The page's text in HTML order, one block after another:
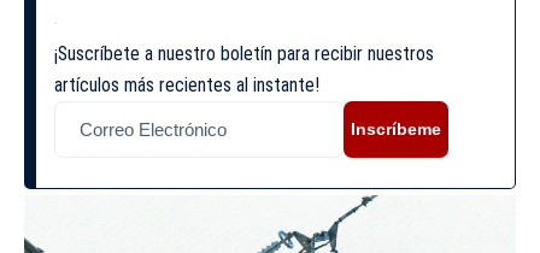
¡Suscríbete a nuestro boletín para recibir nuestros
artículos más recientes al instante!
Inscríbeme